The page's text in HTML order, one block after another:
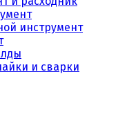
инструмент
и сварки